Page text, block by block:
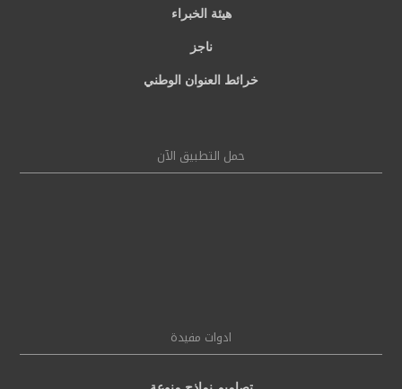
هيئة الخبراء
ناجز
خرائط العنوان الوطني
حمل التطبيق الآن
ادوات مفيدة